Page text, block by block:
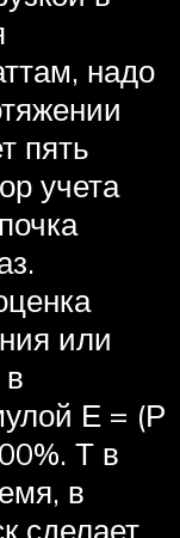
надо
пять
учета
или
Е = (Р
Т в
в
сделает